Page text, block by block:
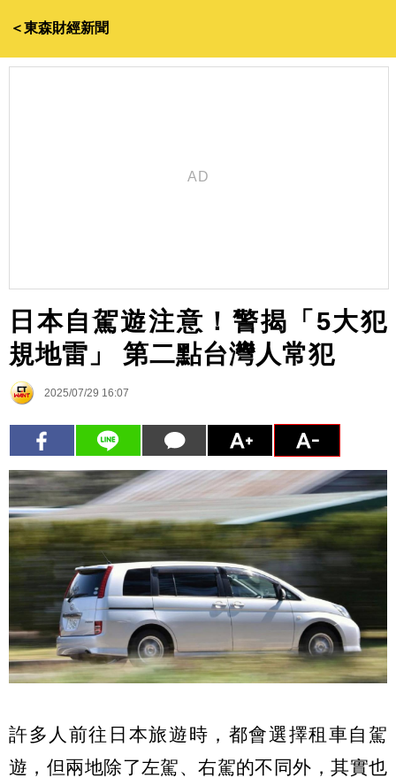
＜東森財經新聞
日本自駕遊注意！警揭「5大犯
規地雷」 第二點台灣人常犯
2025/07/29 16:07
許多人前往日本旅遊時，都會選擇租車自駕
遊，但兩地除了左駕、右駕的不同外，其實也